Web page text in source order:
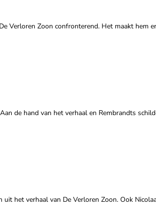
Verloren Zoon confronterend. Het maakt hem
de hand van het verhaal en Rembrandts
het verhaal van De Verloren Zoon. Ook